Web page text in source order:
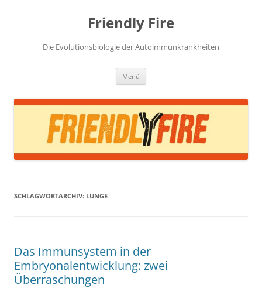
Friendly Fire
Die Evolutionsbiologie der Autoimmunkrankheiten
Menü
SCHLAGWORTARCHIV: LUNGE
Das Immunsystem in der
Embryonalentwicklung: zwei
Überraschungen